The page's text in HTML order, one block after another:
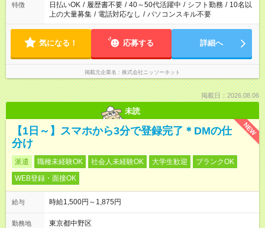
特徴 日払いOK / 履歴書不要 / 40～50代活躍中 / シフト勤務 / 10名以
上の大量募集 / 電話対応なし / パソコンスキル不要
気になる！ 応募する 詳細へ
掲載元企業名 株式会社ニッソーネット
掲載日：2026.08.06
未読
NEW
【1日～】スマホから3分で登録完了＊DMの仕
分け
派遣 職種未経験OK 社会人未経験OK 大学生歓迎
ブランクOK
WEB登録・面接OK
給与 時給1,500円～1,875円
勤務地
東京都中野区